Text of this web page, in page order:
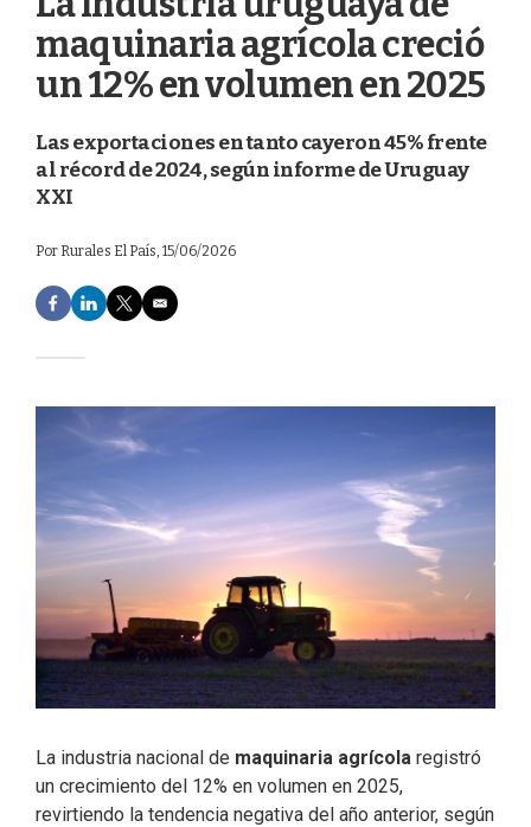
maquinaria agrícola creció
un 12% en volumen en 2025
Las exportaciones en tanto cayeron 45% frente
al récord de 2024, según informe de Uruguay
XXI
Por Rurales El País, 15/06/2026
F
a
e
o
L
i
d
T
w
e
r
E
m
La industria nacional de maquinaria agrícola registró
un crecimiento del 12% en volumen en 2025,
revirtiendo la tendencia negativa del año anterior, según